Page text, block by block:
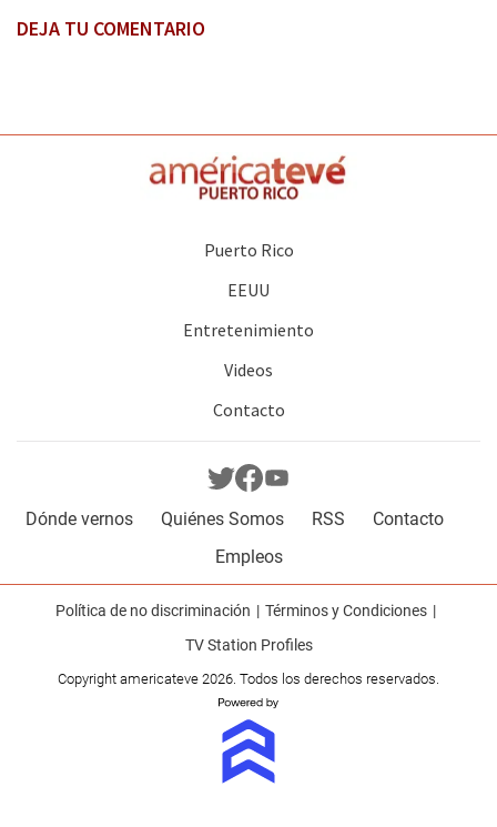
DEJA TU COMENTARIO
Puerto Rico
EEUU
Entretenimiento
Videos
Contacto
Dónde vernos Quiénes Somos RSS
Contacto
Empleos
Política de no discriminación
Términos y Condiciones
TV Station Profiles
Copyright americateve 2026. Todos los derechos reservados.